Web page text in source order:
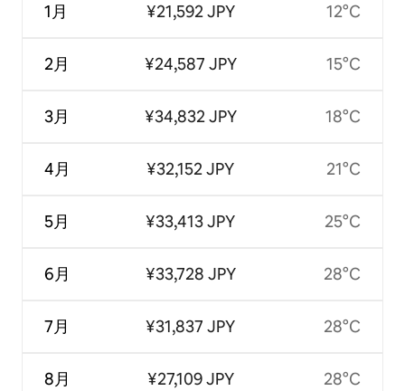
1月
2月
3月
4月
5月
6月
7月
8月
¥21,592 JPY
¥24,587 JPY
¥34,832 JPY
¥32,152 JPY
¥33,413 JPY
¥33,728 JPY
¥31,837 JPY
¥27,109 JPY
12°C
15°C
18°C
21°C
25°C
28°C
28°C
28°C